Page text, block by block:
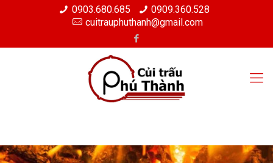
0903.680.685
0909.360.528
cuitrauphuthanh@gmail.com